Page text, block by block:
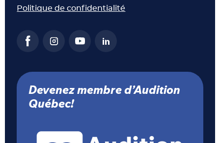
Politique de confidentialité
Devenez membre d’Audition
Québec!